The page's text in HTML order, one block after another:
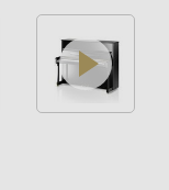
play